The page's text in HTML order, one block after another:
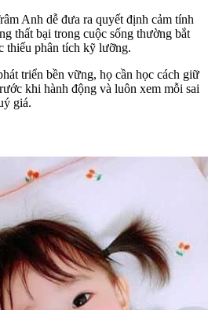
Anh dễ đưa ra quyết định cảm tính
thất bại trong cuộc sống thường bắt
thiếu phân tích kỹ lưỡng.
triển bền vững, họ cần học cách giữ
khi hành động và luôn xem mỗi sai
giá.